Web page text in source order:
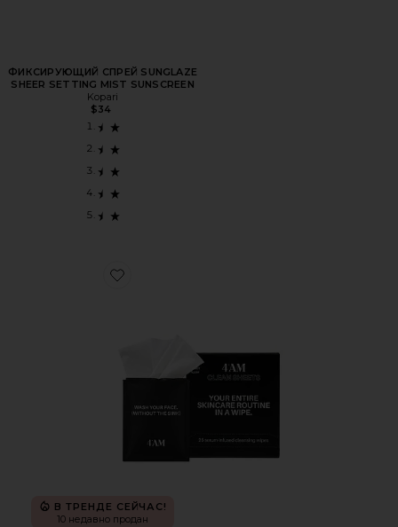
ФИКСИРУЮЩИЙ СПРЕЙ SUNGLAZE
SHEER SETTING MIST SUNSCREEN
Kopari
$34
Favorite ВЛАЖНЫЕ САЛФЕТКИ ДЛЯ ЛИЦА CLEAN
В ТРЕНДЕ СЕЙЧАС!
10 недавно продан